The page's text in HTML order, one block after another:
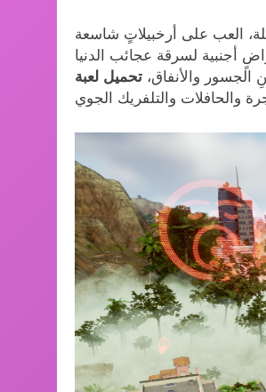
أجنبية لسرقة عجائب الدنيا
الجسور والأنفاق،